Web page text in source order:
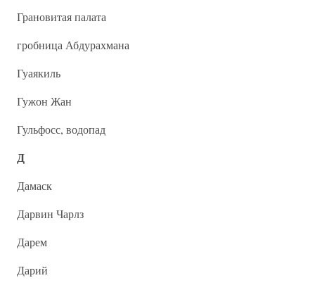
Грановитая палата
гробница Абдурахмана
Гуаякиль
Гужон Жан
Гульфосс, водопад
Д
Дамаск
Дарвин Чарлз
Дарем
Дарий